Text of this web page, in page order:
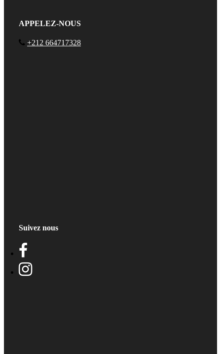
APPELEZ-NOUS
+212 664717328
Suivez nous